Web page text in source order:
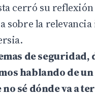
cerró su reflexión
sobre la
de
hablando de un
sé dónde va a